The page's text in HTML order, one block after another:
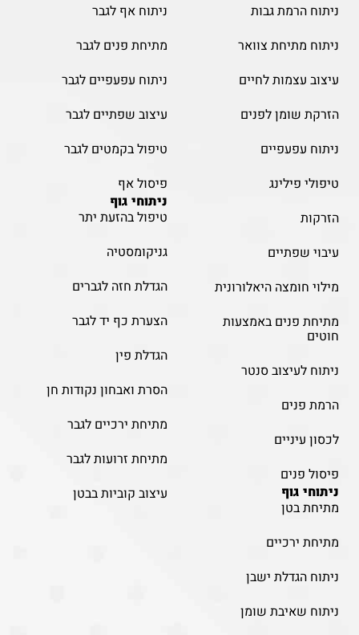
ניתוח הרמת גבות
ניתוח מתיחת צוואר
עיצוב עצמות לחיים
הזרקת שומן לפנים
ניתוח עפעפיים
טיפולי פילינג
הזרקות
עיבוי שפתיים
מילוי חומצה היאלורונית
מתיחת פנים באמצעות
חוטים
ניתוח לעיצוב סנטר
הרמת פנים
לכסון עיניים
פיסול פנים
ניתוחי גוף
מתיחת בטן
מתיחת ירכיים
ניתוח הגדלת ישבן
ניתוח שאיבת שומן
ניתוח אף לגבר
מתיחת פנים לגבר
ניתוח עפעפיים לגבר
עיצוב שפתיים לגבר
טיפול בקמטים לגבר
פיסול אף
ניתוחי גוף
טיפול בהזעת יתר
גניקומסטיה
הגדלת חזה לגברים
הצערת כף יד לגבר
הגדלת פין
הסרת ואבחון נקודות חן
מתיחת ירכיים לגבר
מתיחת זרועות לגבר
עיצוב קוביות בבטן